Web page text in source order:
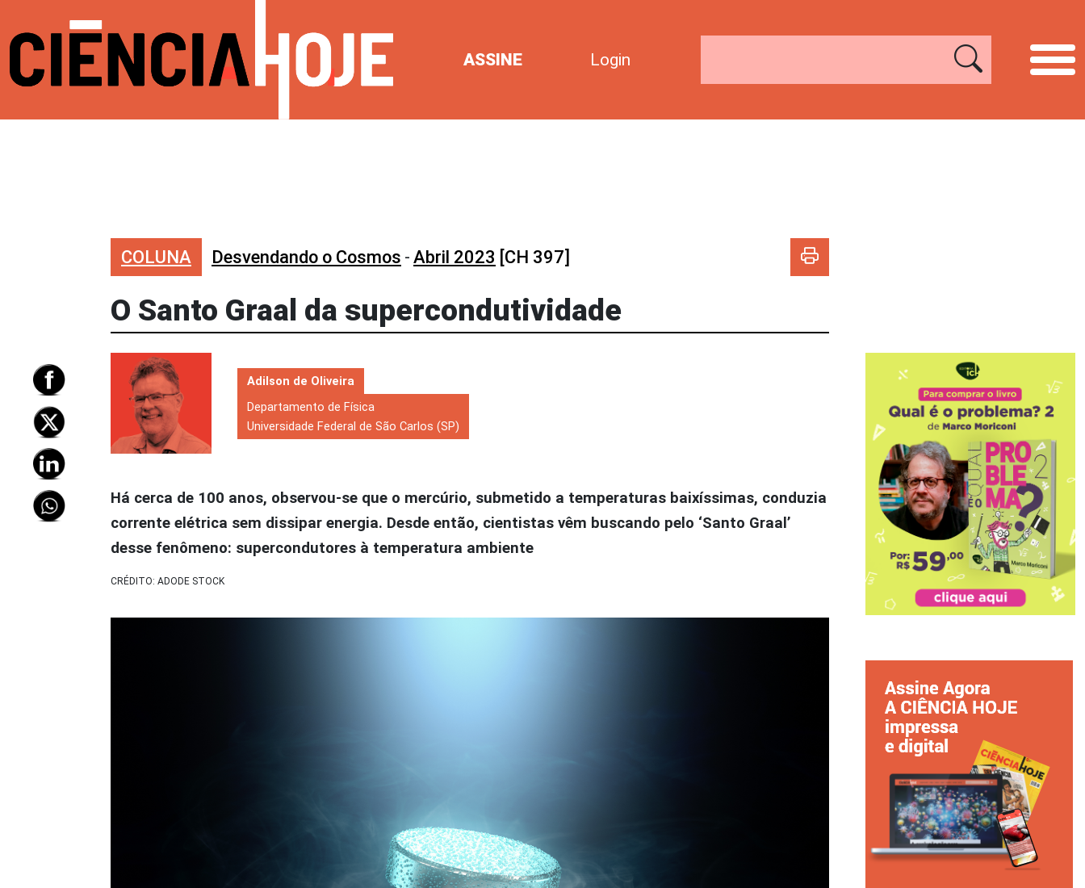
ASSINE Login
COLUNA Desvendando o Cosmos - Abril 2023 [CH 397]
O Santo Graal da supercondutividade
Adilson de Oliveira
Departamento de Física
Universidade Federal de São Carlos (SP)
Há cerca de 100 anos, observou-se que o mercúrio, submetido a temperaturas baixíssimas, conduzia
corrente elétrica sem dissipar energia. Desde então, cientistas vêm buscando pelo ‘Santo Graal’
desse fenômeno: supercondutores à temperatura ambiente
CRÉDITO: ADODE STOCK